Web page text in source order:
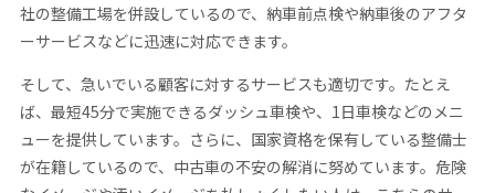
社の整備工場を併設しているので、納車前点検や納車後のアフタ
ーサービスなどに迅速に対応できます。
そして、急いでいる顧客に対するサービスも適切です。たとえ
ば、最短45分で実施できるダッシュ車検や、1日車検などのメニ
ューを提供しています。さらに、国家資格を保有している整備士
が在籍しているので、中古車の不安の解消に努めています。危険